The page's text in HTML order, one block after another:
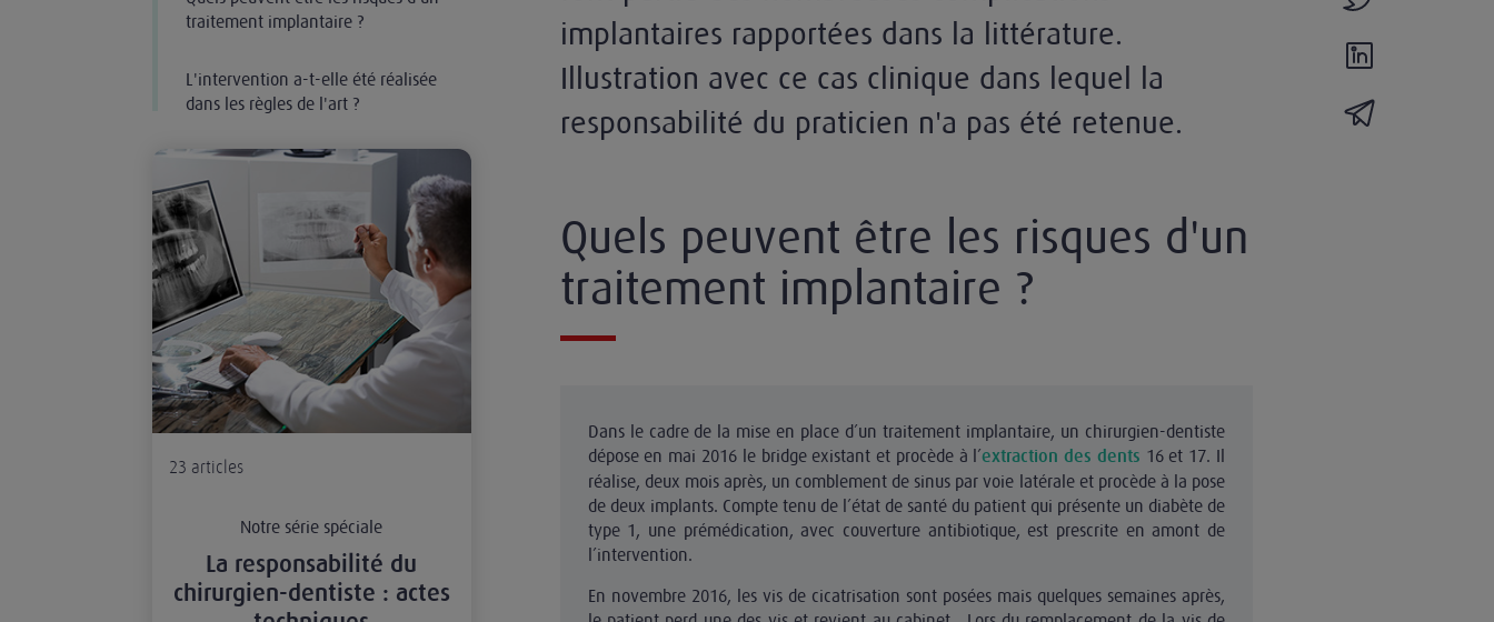
traitement implantaire ?
L'intervention a-t-elle été réalisée
dans les règles de l'art ?
La responsabilité du chirurgien-dentiste : actes techniques
23 articles
Notre série spéciale
La responsabilité du
chirurgien-dentiste : actes
implantaires rapportées dans la littérature.
Illustration avec ce cas clinique dans lequel la
responsabilité du praticien n'a pas été retenue.
Quels peuvent être les risques d'un
traitement implantaire ?
Dans le cadre de la mise en place d’un traitement implantaire, un chirurgien-dentiste
dépose en mai 2016 le bridge existant et procède à l’extraction des dents 16 et 17. Il
réalise, deux mois après, un comblement de sinus par voie latérale et procède à la pose
de deux implants. Compte tenu de l’état de santé du patient qui présente un diabète de
type 1, une prémédication, avec couverture antibiotique, est prescrite en amont de
l’intervention.
En novembre 2016, les vis de cicatrisation sont posées mais quelques semaines après,